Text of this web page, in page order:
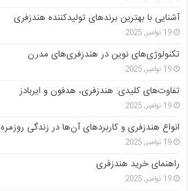
آشنایی با بهترین برندهای تولیدکننده هندزفری
19 نوامبر, 2025
تکنولوژی‌های نوین در هندزفری‌های مدرن
19 نوامبر, 2025
تفاوت‌های کلیدی: هندزفری، هدفون و ایربادز
19 نوامبر, 2025
انواع هندزفری و کاربردهای آن‌ها در زندگی روزمره
19 نوامبر, 2025
راهنمای خرید هندزفری
19 نوامبر, 2025